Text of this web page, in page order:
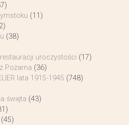
(11)
(38)
uroczystości (17)
Pożarna (36)
lata 1915-1945 (748)
święta (43)
(45)